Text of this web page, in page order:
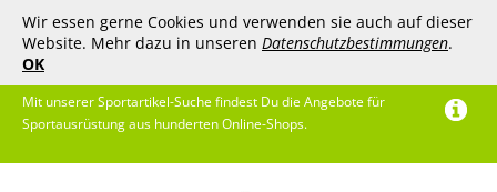
Wir essen gerne Cookies und verwenden sie auch auf dieser
Website. Mehr dazu in unseren Datenschutzbestimmungen.
OK
Mit unserer Sportartikel-Suche findest Du die Angebote für
Sportausrüstung aus hunderten Online-Shops.